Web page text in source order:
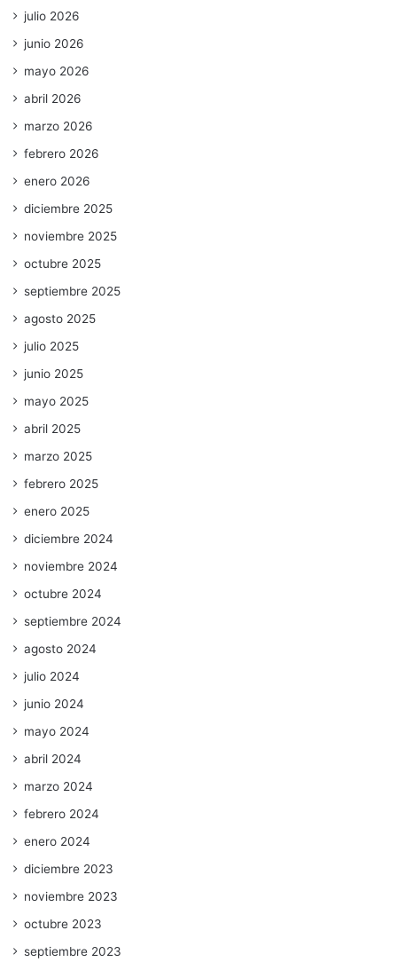
julio 2026
junio 2026
mayo 2026
abril 2026
marzo 2026
febrero 2026
enero 2026
diciembre 2025
noviembre 2025
octubre 2025
septiembre 2025
agosto 2025
julio 2025
junio 2025
mayo 2025
abril 2025
marzo 2025
febrero 2025
enero 2025
diciembre 2024
noviembre 2024
octubre 2024
septiembre 2024
agosto 2024
julio 2024
junio 2024
mayo 2024
abril 2024
marzo 2024
febrero 2024
enero 2024
diciembre 2023
noviembre 2023
octubre 2023
septiembre 2023